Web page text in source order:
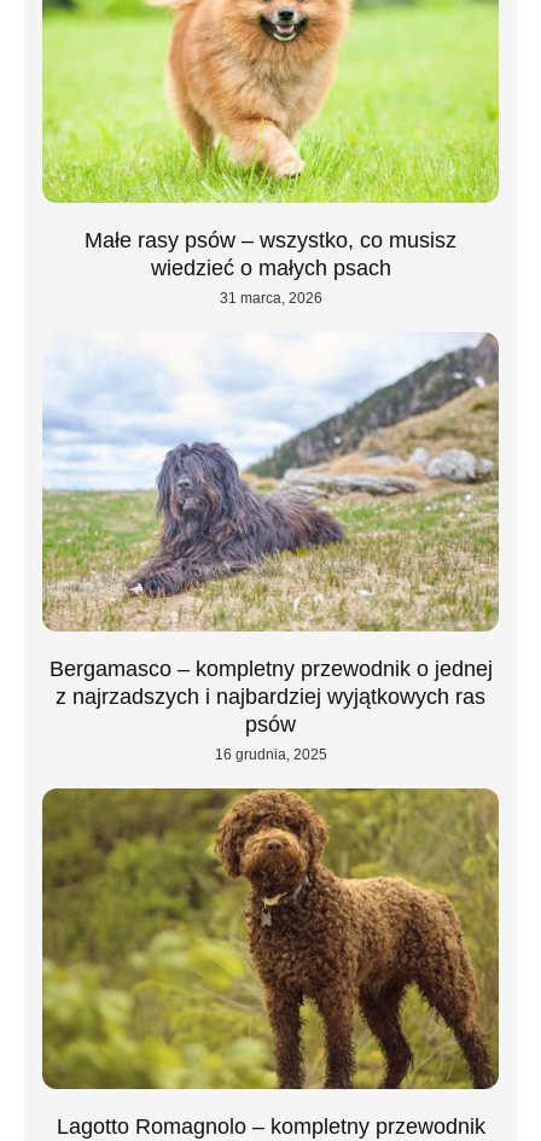
Małe rasy psów – wszystko, co musisz
wiedzieć o małych psach
31 marca, 2026
Bergamasco – kompletny przewodnik o jednej
z najrzadszych i najbardziej wyjątkowych ras
psów
16 grudnia, 2025
Lagotto Romagnolo – kompletny przewodnik